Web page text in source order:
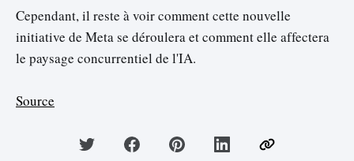
Cependant, il reste à voir comment cette nouvelle
initiative de Meta se déroulera et comment elle affectera
le paysage concurrentiel de l'IA.
Source